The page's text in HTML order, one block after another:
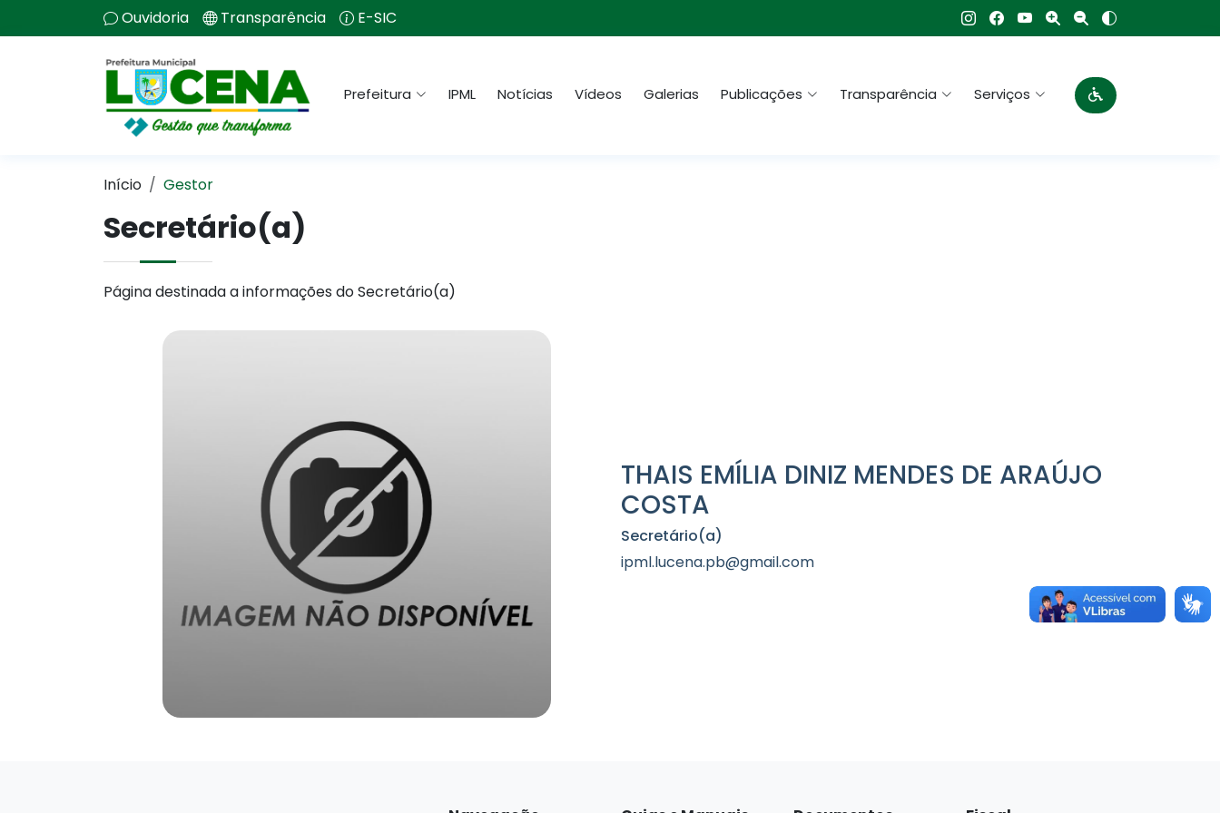
Ouvidoria Transparência E-SIC
Prefeitura IPML Notícias Vídeos Galerias Publicações Transparência Serviços
Início Gestor
Secretário(a)
Página destinada a informações do Secretário(a)
THAIS EMÍLIA DINIZ MENDES DE ARAÚJO
COSTA
Secretário(a)
ipml.lucena.pb@gmail.com